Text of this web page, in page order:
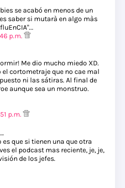
se acabó en menos de un
saber si mutarà en algo màs
p.m.
Me dio mucho miedo XD.
el cortometraje que no cae mal
ni las sátiras. Al final de
aunque sea un monstruo.
p.m.
es que si tienen una que otra
el podcast mas reciente, je, je,
de los jefes.